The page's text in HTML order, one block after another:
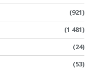
(921)
(1 481)
(24)
(53)